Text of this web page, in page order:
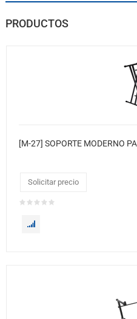
PRODUCTOS
[M-27] SOPORTE MODERNO
Solicitar precio